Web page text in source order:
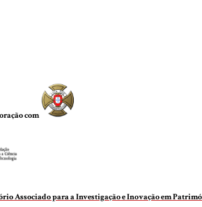
com
Associado para a Investigação e Inovação em